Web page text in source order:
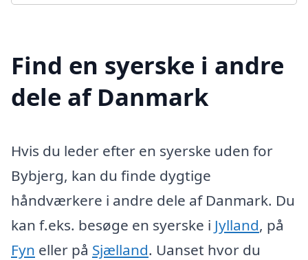
Find en syerske i andre
dele af Danmark
Hvis du leder efter en syerske uden for
Bybjerg, kan du finde dygtige
håndværkere i andre dele af Danmark. Du
kan f.eks. besøge en syerske i Jylland, på
Fyn eller på Sjælland. Uanset hvor du